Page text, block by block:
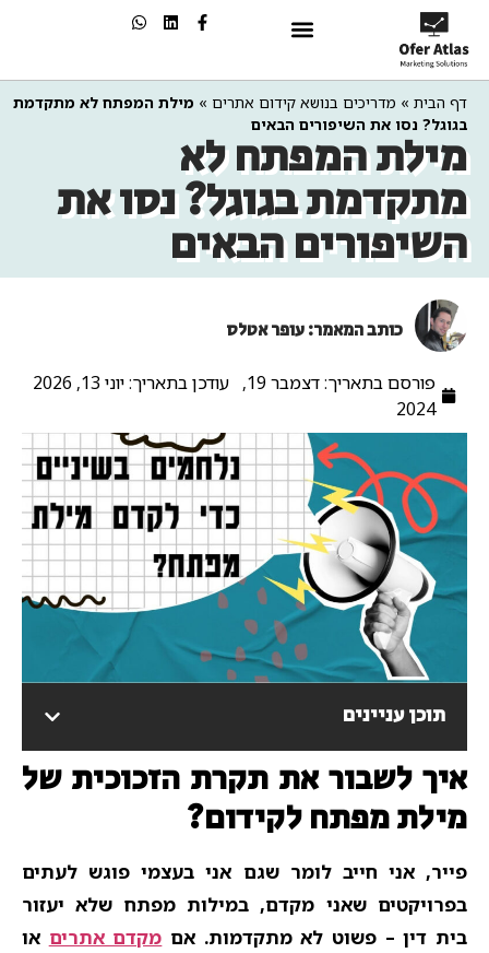
דף הבית » מדריכים בנושא קידום אתרים » מילת המפתח לא מתקדמת
בגוגל? נסו את השיפורים הבאים
מילת המפתח לא
מתקדמת בגוגל? נסו את
השיפורים הבאים
כותב המאמר: עופר אטלס
פורסם בתאריך:
דצמבר 19,
2024
עודכן בתאריך: יוני 13, 2026
תוכן עניינים
איך לשבור את תקרת הזכוכית של
מילת מפתח לקידום?​
פייר, אני חייב לומר שגם אני בעצמי פוגש לעתים
בפרויקטים שאני מקדם, במילות מפתח שלא יעזור
בית דין – פשוט לא מתקדמות. אם מקדם אתרים או